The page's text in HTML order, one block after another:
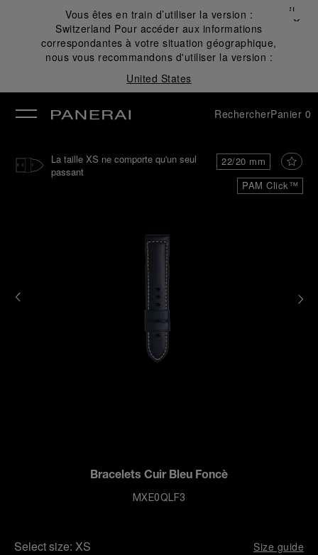
Vous êtes en train d’utiliser la version :
Switzerland Pour accéder aux informations
correspondantes à votre situation géographique,
nous vous recommandons d'utiliser la version :
United States
Fermer
✕
RechercherPanier 0
PAM Click™
22/20 mm
La taille XS ne comporte qu'un seul
passant
Bracelets Cuir Bleu Foncè
MXE0QLF3
Select size: XS Size guide